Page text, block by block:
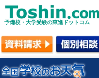
予備校・大学受験の東進ドットコム